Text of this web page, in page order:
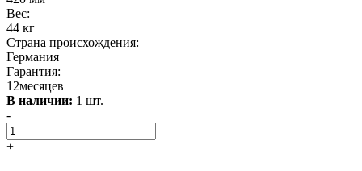
Вес:
44 кг
Страна происхождения:
Германия
Гарантия:
12месяцев
В наличии: 1 шт.
-
+